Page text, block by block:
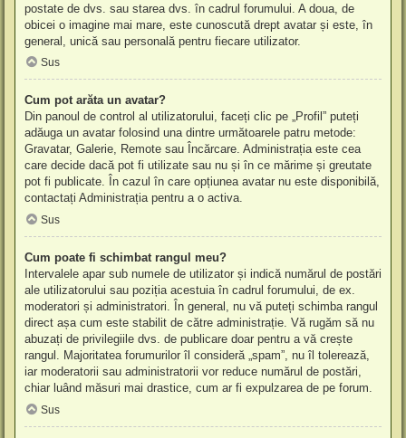
postate de dvs. sau starea dvs. în cadrul forumului. A doua, de
obicei o imagine mai mare, este cunoscută drept avatar și este, în
general, unică sau personală pentru fiecare utilizator.
Sus
Cum pot arăta un avatar?
Din panoul de control al utilizatorului, faceți clic pe „Profil” puteți
adăuga un avatar folosind una dintre următoarele patru metode:
Gravatar, Galerie, Remote sau Încărcare. Administrația este cea
care decide dacă pot fi utilizate sau nu și în ce mărime și greutate
pot fi publicate. În cazul în care opțiunea avatar nu este disponibilă,
contactați Administrația pentru a o activa.
Sus
Cum poate fi schimbat rangul meu?
Intervalele apar sub numele de utilizator și indică numărul de postări
ale utilizatorului sau poziția acestuia în cadrul forumului, de ex.
moderatori și administratori. În general, nu vă puteți schimba rangul
direct așa cum este stabilit de către administrație. Vă rugăm să nu
abuzați de privilegiile dvs. de publicare doar pentru a vă crește
rangul. Majoritatea forumurilor îl consideră „spam”, nu îl tolerează,
iar moderatorii sau administratorii vor reduce numărul de postări,
chiar luând măsuri mai drastice, cum ar fi expulzarea de pe forum.
Sus